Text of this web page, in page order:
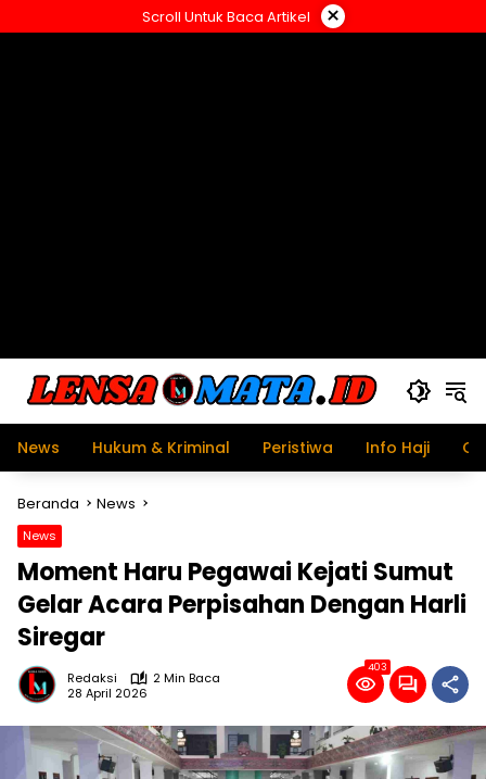
ke
Scroll Untuk Baca Artikel ×
News Hukum & Kriminal Peristiwa Info Haji
Beranda News
News
Moment Haru Pegawai Kejati Sumut
Gelar Acara Perpisahan Dengan Harli
Siregar
Redaksi
2 Min Baca
28 April 2026
403